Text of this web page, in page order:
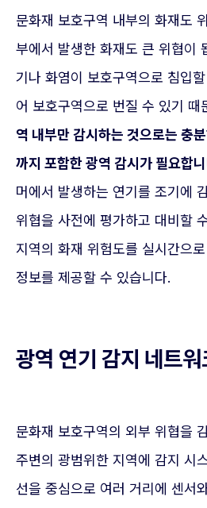
문화재 보호구역 내부의 화재도
부에서 발생한 화재도 큰 위협이
기나 화염이 보호구역으로 침입
어 보호구역으로 번질 수 있기 때
역 내부만 감시하는 것으로는 충
까지 포함한 광역 감시가 필요합
머에서 발생하는 연기를 조기에
위협을 사전에 평가하고 대비할
지역의 화재 위험도를 실시간으
정보를 제공할 수 있습니다.
광역 연기 감지 네트
문화재 보호구역의 외부 위협을
주변의 광범위한 지역에 감지 시
선을 중심으로 여러 거리에 센서